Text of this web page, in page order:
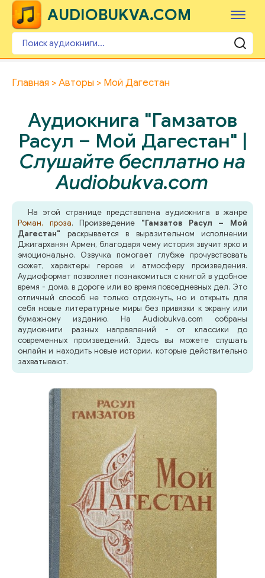
AUDIOBUKVA.COM
Главная Авторы Мой Дагестан
Аудиокнига "Гамзатов
Расул – Мой Дагестан" |
Слушайте бесплатно на
Audiobukva.com
На этой странице представлена аудиокнига в жанре
Роман, проза. Произведение "Гамзатов Расул – Мой
Дагестан" раскрывается в выразительном исполнении
Джигарханян Армен, благодаря чему история звучит ярко и
эмоционально. Озвучка помогает глубже прочувствовать
сюжет, характеры героев и атмосферу произведения.
Аудиоформат позволяет познакомиться с книгой в удобное
время - дома, в дороге или во время повседневных дел. Это
отличный способ не только отдохнуть, но и открыть для
себя новые литературные миры без привязки к экрану или
бумажному изданию. На Audiobukva.com собраны
аудиокниги разных направлений - от классики до
современных произведений. Здесь вы можете слушать
онлайн и находить новые истории, которые действительно
захватывают.